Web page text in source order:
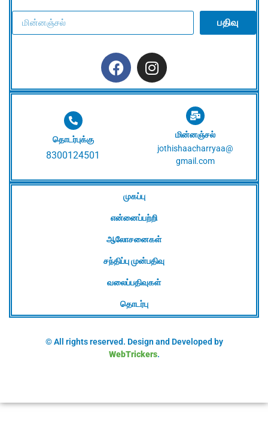
முகப்பு
என்னைப்பற்றி
ஆலோசனைகள்
சந்திப்பு முன்பதிவு
வலைப்பதிவுகள்
தொடர்பு
தொடர்புக்கு
8300124501
மின்னஞ்சல்
jothishaacharryaa@
gmail.com
பதிவு
© All rights reserved. Design and Developed by
WebTrickers.